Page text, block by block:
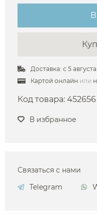
Доставка: с 5 августа
Картой онлайн или
Код товара: 452656
В избранное
Связаться с нами
Telegram